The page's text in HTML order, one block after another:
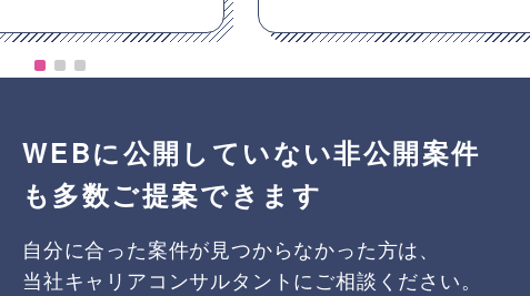
WEBに公開していない非公開案件
も多数ご提案できます
自分に合った案件が見つからなかった方は、
当社キャリアコンサルタントにご相談ください。